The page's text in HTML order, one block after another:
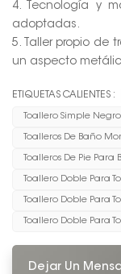
4. Tecnología y
adoptadas.
5. Taller propio de
un aspecto
ETIQUETAS CALIENTES :
Toallero Simple Negro
Toalleros De Baño
Toalleros De Pie Para
Toallero Doble Para
Toallero Doble Para
Toallero Doble Para
Dejar Un